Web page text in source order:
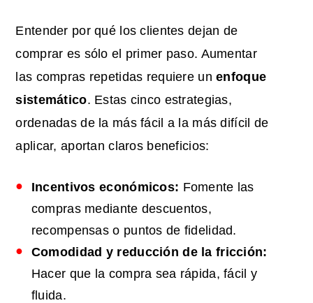
Entender por qué los clientes dejan de
comprar es sólo el primer paso. Aumentar
las compras repetidas requiere unenfoque
sistemático. Estas cinco estrategias,
ordenadas de la más fácil a la más difícil de
aplicar, aportan claros beneficios:
Incentivos económicos: Fomente las
compras mediante descuentos,
recompensas o puntos de fidelidad.
Comodidad y reducción de la fricción:
Hacer que la compra sea rápida, fácil y
fluida.